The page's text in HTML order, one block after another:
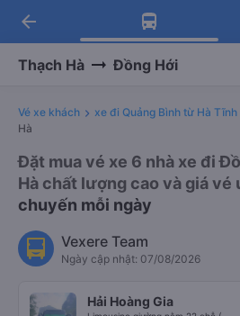
Tải app Vexere ngay!
Nhận ưu đãi thành viên
Tải app Vexere
-30k/ghế khi đặt vé
arrow_back
Thạch Hà Đồng Hới
Vé xe khách xe đi Quảng Bình từ Hà Tĩnh
Hà
Đặt mua vé xe 6 nhà xe đi
Hà chất lượng cao và giá vé
chuyến mỗi ngày
Vexere Team
Ngày cập nhật: 07/08/2026
Hải Hoàng Gia